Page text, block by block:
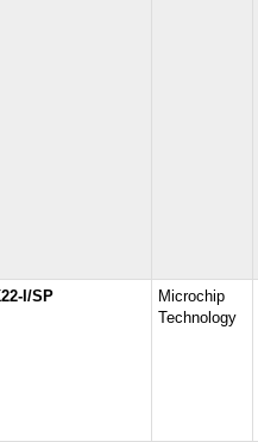
I/SP
Microchip
Technology